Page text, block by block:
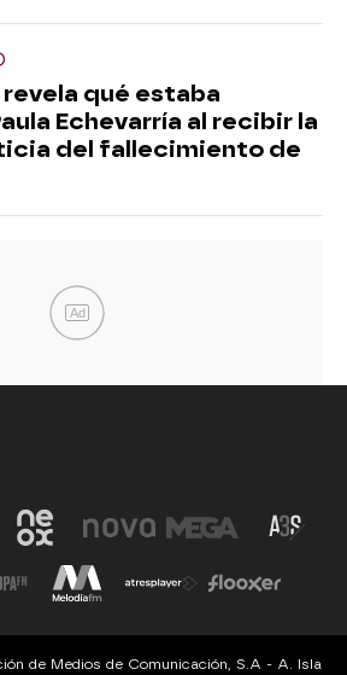
revela qué estaba
Echevarría al recibir la
del fallecimiento de
Ad
de Medios de Comunicación, S.A - A. Isla